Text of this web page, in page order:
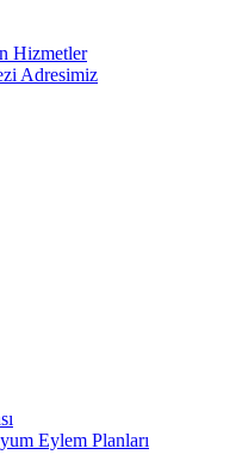
Hizmetler
Adresimiz
Eylem Planları